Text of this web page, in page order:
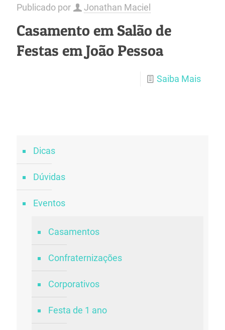
Publicado por Jonathan Maciel
Casamento em Salão de
Festas em João Pessoa
Saiba Mais
Dicas
Dúvidas
Eventos
Casamentos
Confraternizações
Corporativos
Festa de 1 ano